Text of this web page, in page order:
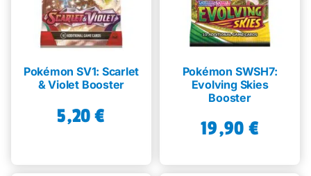
Pokémon SV1: Scarlet
& Violet Booster
5,20€
Pokémon SWSH7:
Evolving Skies
Booster
19,90 €